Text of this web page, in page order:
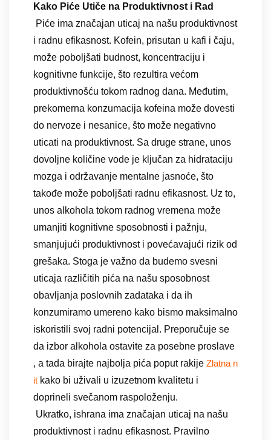
Kako Piće Utiče na Produktivnost i Rad
Piće ima značajan uticaj na našu produktivnost
i radnu efikasnost. Kofein, prisutan u kafi i čaju,
može poboljšati budnost, koncentraciju i
kognitivne funkcije, što rezultira većom
produktivnošću tokom radnog dana. Međutim,
prekomerna konzumacija kofeina može dovesti
do nervoze i nesanice, što može negativno
uticati na produktivnost. Sa druge strane, unos
dovoljne količine vode je ključan za hidrataciju
mozga i održavanje mentalne jasnoće, što
takođe može poboljšati radnu efikasnost. Uz to,
unos alkohola tokom radnog vremena može
umanjiti kognitivne sposobnosti i pažnju,
smanjujući produktivnost i povećavajući rizik od
grešaka. Stoga je važno da budemo svesni
uticaja različitih pića na našu sposobnost
obavljanja poslovnih zadataka i da ih
konzumiramo umereno kako bismo maksimalno
iskoristili svoj radni potencijal. Preporučuje se
da izbor alkohola ostavite za posebne proslave
, a tada birajte najbolja pića poput rakije Zlatna n
it kako bi uživali u izuzetnom kvalitetu i
doprineli svečanom raspoloženju.
Ukratko, ishrana ima značajan uticaj na našu
produktivnost i radnu efikasnost. Pravilno